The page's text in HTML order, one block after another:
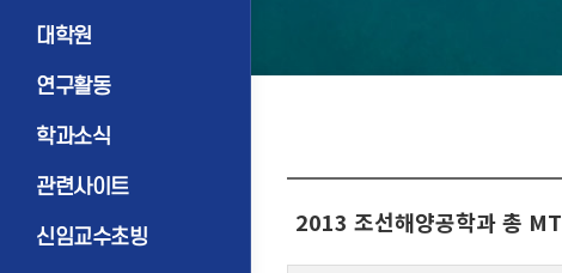
대학원
연구활동
학과소식
관련사이트
신임교수초빙
2013 조선해양공학과 총 MT